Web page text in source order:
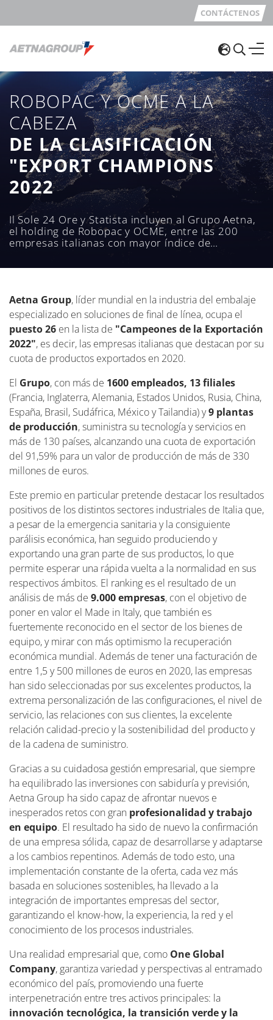
CONTÁCTENOS
ROBOPAC Y OCME A LA
CABEZA
DE LA CLASIFICACIÓN
"EXPORT CHAMPIONS
2022
Il Sole 24 Ore y Statista incluyen al Grupo Aetna,
el holding de Robopac y OCME, entre las 200
empresas italianas con mayor índice de
Aetna Group, líder mundial en la industria del embalaje
especializado en soluciones de final de línea, ocupa el
puesto 26 en la lista de "Campeones de la Exportación
2022", es decir, las empresas italianas que destacan por su
cuota de productos exportados en 2020.
El Grupo, con más de 1600 empleados, 13 filiales
(Francia, Inglaterra, Alemania, Estados Unidos, Rusia, China,
España, Brasil, Sudáfrica, México y Tailandia) y9 plantas
de producción, suministra su tecnología y servicios en
más de 130 países, alcanzando una cuota de exportación
del 91,59% para un valor de producción de más de 330
millones de euros.
Este premio en particular pretende destacar los resultados
positivos de los distintos sectores industriales de Italia que,
a pesar de la emergencia sanitaria y la consiguiente
parálisis económica, han seguido produciendo y
exportando una gran parte de sus productos, lo que
permite esperar una rápida vuelta a la normalidad en sus
respectivos ámbitos. El ranking es el resultado de un
análisis de más de 9.000 empresas, con el objetivo de
poner en valor el Made in Italy, que también es
fuertemente reconocido en el sector de los bienes de
equipo, y mirar con más optimismo la recuperación
económica mundial. Además de tener una facturación de
entre 1,5 y 500 millones de euros en 2020, las empresas
han sido seleccionadas por sus excelentes productos, la
extrema personalización de las configuraciones, el nivel de
servicio, las relaciones con sus clientes, la excelente
relación calidad-precio y la sostenibilidad del producto y
de la cadena de suministro.
Gracias a su cuidadosa gestión empresarial, que siempre
ha equilibrado las inversiones con sabiduría y previsión,
Aetna Group ha sido capaz de afrontar nuevos e
inesperados retos con gran profesionalidad y trabajo
en equipo. El resultado ha sido de nuevo la confirmación
de una empresa sólida, capaz de desarrollarse y adaptarse
a los cambios repentinos. Además de todo esto, una
implementación constante de la oferta, cada vez más
basada en soluciones sostenibles, ha llevado a la
integración de importantes empresas del sector,
garantizando el know-how, la experiencia, la red y el
conocimiento de los procesos industriales.
Una realidad empresarial que, como One Global
Company, garantiza variedad y perspectivas al entramado
económico del país, promoviendo una fuerte
interpenetración entre tres activos principales: la
innovación tecnológica, la transición verde y la